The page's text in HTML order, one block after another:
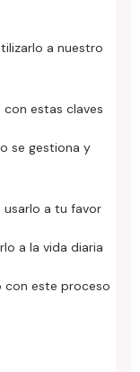
a nuestro
con estas claves
se gestiona y
usarlo a tu favor
a la vida diaria
con este proceso